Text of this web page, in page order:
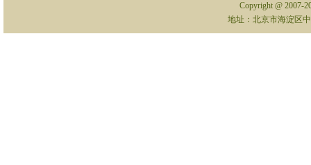
Copyright @ 2007-
地址：北京市海淀区